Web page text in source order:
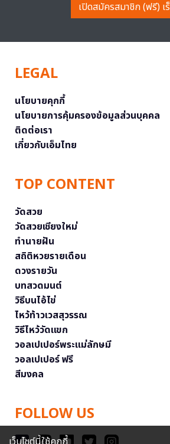
เปิดสมัครสมาชิก (ฟรี) เ
LEGAL
นโยบายคุกกี้
นโยบายการคุ้มครองข้อมูลส่วนบุคคล
ติดต่อเรา
เกี่ยวกับเอ็มไทย
TOP CONTENT
วัดสวย
วัดสวยเชียงใหม่
ทำนายฝัน
สถิติหวยรายเดือน
ดวงรายวัน
บทสวดมนต์
วิธีบนไอ้ไข่
ไหว้ท้าวเวสสุวรรณ
วิธีไหว้วัดแขก
วอลเปเปอร์พระแม่ลักษมี
วอลเปเปอร์ ฟรี
สีมงคล
FOLLOW US